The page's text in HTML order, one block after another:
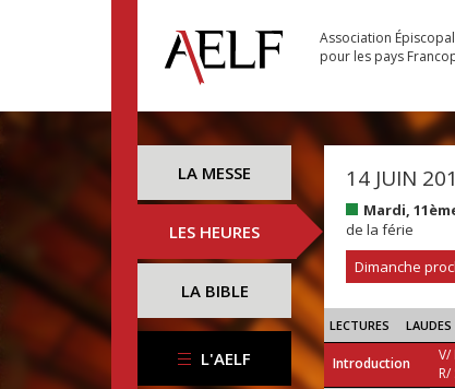
Association
pour les pays
LA MESSE
LES HEURES
LA BIBLE
L'AELF
14 JUIN
Mardi,
de la férie
Dimanche
LECTURES LAUDES
Introduction
V/